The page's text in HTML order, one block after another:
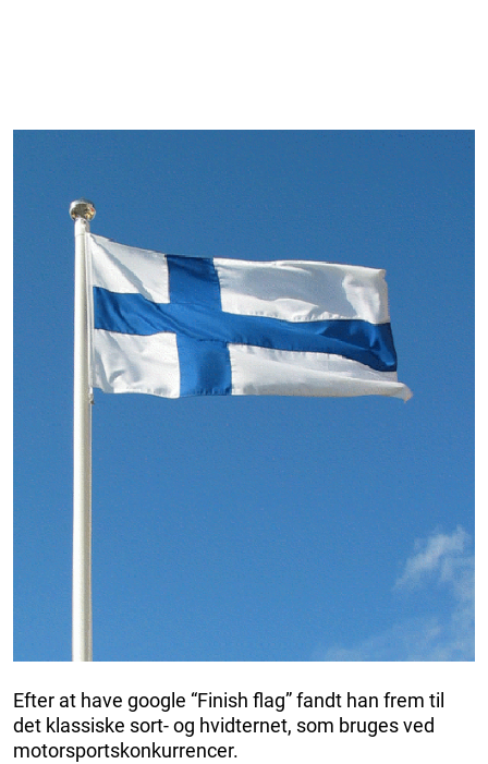
Efter at have google “Finish flag” fandt han frem til
det klassiske sort- og hvidternet, som bruges ved
motorsportskonkurrencer.